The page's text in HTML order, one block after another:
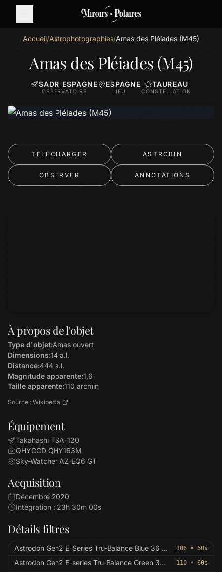
Accueil/Astrophotographies/Amas des Pléiades (M45)
Amas des Pléiades (M45)
SADR ESPAGNE
OBSERVATOIRE
ESPAGNE
LIEU
TAUREAU
CONSTELLATION
TÉLÉCHARGER ASTROBIN
OBSERVER ANNOTATIONS
À propos de l'objet
Type d'objet:Amas ouvert
Dimensions:14 a.l.
Distance:444 a.l.
Magnitude apparente:1,6
Taille apparente:110 arcmin
Source : Wikipedia
Équipement
Takahashi TSA-120
QHYCCD QHY163M
Sky-Watcher AZ-EQ6 GT
Acquisition
Décembre 2020
Intégration : 23h 30m 00s
Détails filtres
Astrodon Gen2 E-Series Tru-Balance Blue 36 mm 106 × 60s
Astrodon Gen2 E-series Tru-Balance Green 36mm 110 × 60s